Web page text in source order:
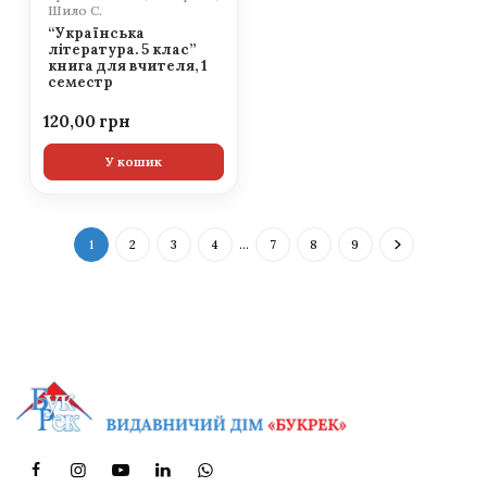
Шило С.
“Українська
література. 5 клас”
книга для вчителя, 1
семестр
120,00
У кошик
1 2 3 4 … 7 8 9